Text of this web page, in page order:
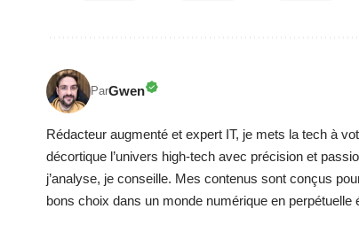
ParGwen
Rédacteur augmenté et expert IT, je mets la tech à
décortique l’univers high-tech avec précision et
j’analyse, je conseille. Mes contenus sont conçus
bons choix dans un monde numérique en perpétuelle